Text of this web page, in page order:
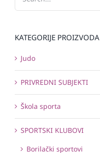
KATEGORIJE PROIZVODA
Judo
PRIVREDNI SUBJEKTI
Škola sporta
SPORTSKI KLUBOVI
Borilački sportovi